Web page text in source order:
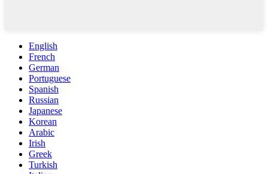
English
French
German
Portuguese
Spanish
Russian
Japanese
Korean
Arabic
Irish
Greek
Turkish